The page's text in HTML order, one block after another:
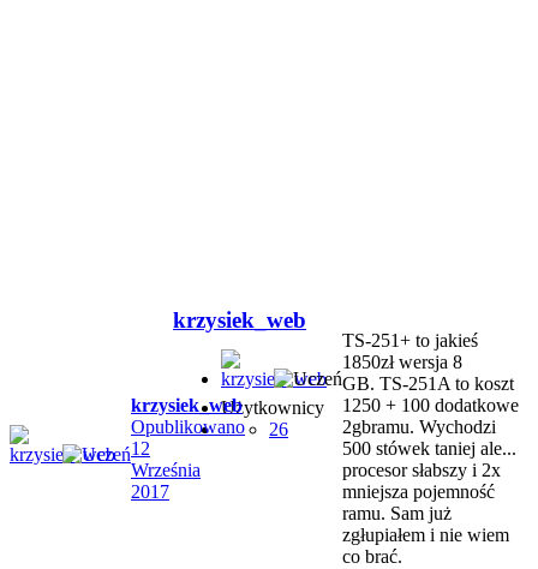
krzysiek_web
Opublikowano
12
Września
2017
krzysiek_web
Użytkownicy
26
TS-251+ to jakieś
1850zł wersja 8
GB. TS-251A to koszt
1250 + 100 dodatkowe
2gbramu. Wychodzi
500 stówek taniej ale...
procesor słabszy i 2x
mniejsza pojemność
ramu. Sam już
zgłupiałem i nie wiem
co brać.